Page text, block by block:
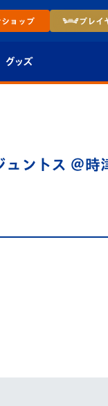
ショップ プレイ
グッズ
法
ントス ＠時